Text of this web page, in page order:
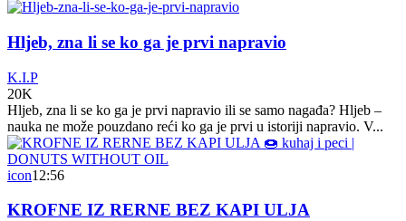
Hljeb, zna li se ko ga je prvi napravio
K.I.P
20K
Hljeb, zna li se ko ga je prvi napravio ili se samo nagađa? Hljeb –
nauka ne može pouzdano reći ko ga je prvi u istoriji napravio. V...
icon12:56
KROFNE IZ RERNE BEZ KAPI ULJA